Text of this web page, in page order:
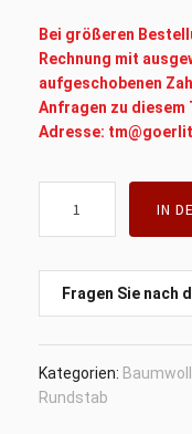
Bei größeren
Rechnung mit
aufgeschobenen
Anfragen zu diesem
Adresse:
90mm
x
Phenolhartgewebe,
Baumwollhartgewebe
IN
Fragen Sie nach
Kategorien:
Rundstab